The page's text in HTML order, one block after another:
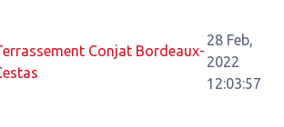
Conjat Bordeaux-
28 Feb,
2022
12:03:57